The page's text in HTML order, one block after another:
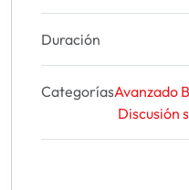
Duración
CategoríasAvanzado
Discusión